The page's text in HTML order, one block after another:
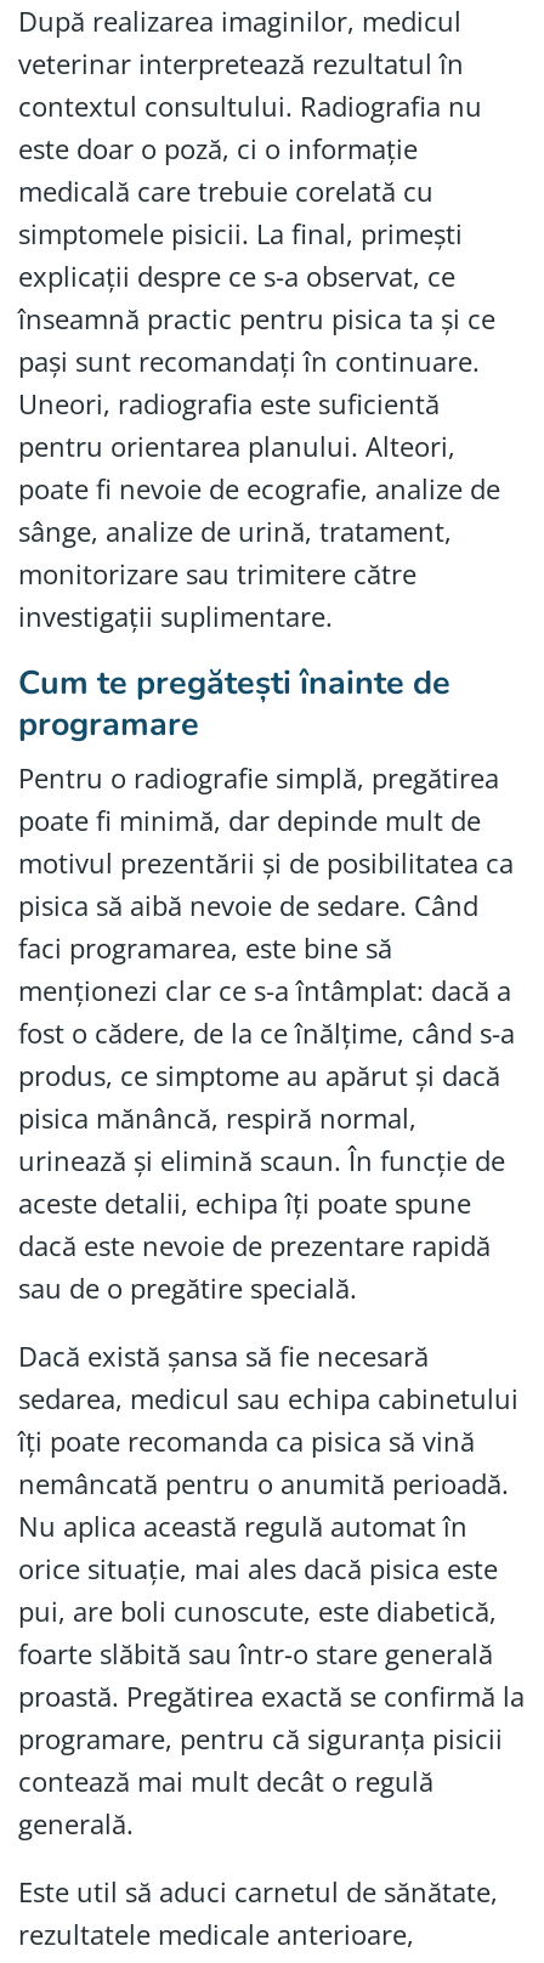
După realizarea imaginilor, medicul
veterinar interpretează rezultatul în
contextul consultului. Radiografia nu
este doar o poză, ci o informație
medicală care trebuie corelată cu
simptomele pisicii. La final, primești
explicații despre ce s-a observat, ce
înseamnă practic pentru pisica ta și ce
pași sunt recomandați în continuare.
Uneori, radiografia este suficientă
pentru orientarea planului. Alteori,
poate fi nevoie de ecografie, analize de
sânge, analize de urină, tratament,
monitorizare sau trimitere către
investigații suplimentare.
Cum te pregătești înainte de
programare
Pentru o radiografie simplă, pregătirea
poate fi minimă, dar depinde mult de
motivul prezentării și de posibilitatea ca
pisica să aibă nevoie de sedare. Când
faci programarea, este bine să
menționezi clar ce s-a întâmplat: dacă a
fost o cădere, de la ce înălțime, când s-a
produs, ce simptome au apărut și dacă
pisica mănâncă, respiră normal,
urinează și elimină scaun. În funcție de
aceste detalii, echipa îți poate spune
dacă este nevoie de prezentare rapidă
sau de o pregătire specială.
Dacă există șansa să fie necesară
sedarea, medicul sau echipa cabinetului
îți poate recomanda ca pisica să vină
nemâncată pentru o anumită perioadă.
Nu aplica această regulă automat în
orice situație, mai ales dacă pisica este
pui, are boli cunoscute, este diabetică,
foarte slăbită sau într-o stare generală
proastă. Pregătirea exactă se confirmă la
programare, pentru că siguranța pisicii
contează mai mult decât o regulă
generală.
Este util să aduci carnetul de sănătate,
rezultatele medicale anterioare,